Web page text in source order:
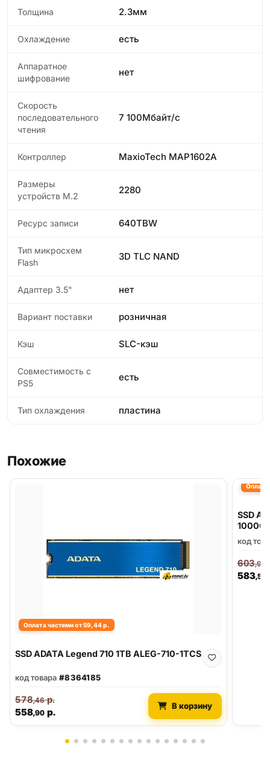
Толщина 2.3мм
Охлаждение есть
Аппаратное
шифрование
нет
Скорость
последовательного
чтения
7 100Мбайт/с
Контроллер MaxioTech MAP1602A
Размеры
устройств M.2
2280
Ресурс записи 640TBW
Тип микросхем
Flash
3D TLC NAND
Адаптер 3.5" нет
Вариант поставки розничная
Кэш SLC-кэш
Совместимость с
PS5
есть
Тип охлаждения пластина
Похожие
Оплата частями от 59,44 р.
SSD ADATA Legend 710 1TB ALEG-710-1TCS
код товара #8364185
558,90 р.
578,46р.
В корзину
Оплата
SSD
код
583,50
603,92